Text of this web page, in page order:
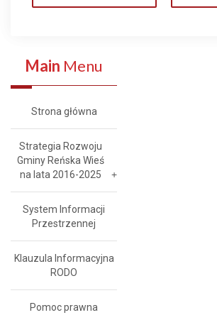
Main Menu
Strona główna
Strategia Rozwoju
Gminy Reńska Wieś
na lata 2016-2025
System Informacji
Przestrzennej
Klauzula Informacyjna
RODO
Pomoc prawna